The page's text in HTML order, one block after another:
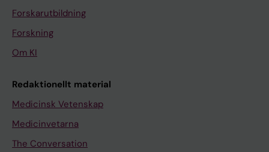
Forskarutbildning
Forskning
Om KI
Redaktionellt material
Medicinsk Vetenskap
Medicinvetarna
The Conversation